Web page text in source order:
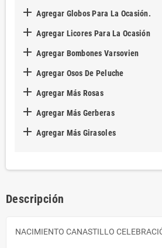
 Agregar Globos Para La Ocasión.
 Agregar Licores Para La Ocasión
 Agregar Bombones Varsovien
 Agregar Osos De Peluche
 Agregar Más Rosas
 Agregar Más Gerberas
 Agregar Más Girasoles
Descripción
NACIMIENTO CANASTILLO